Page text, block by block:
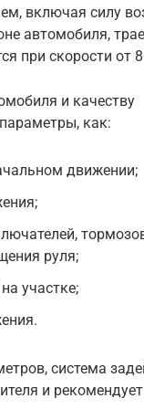
включая силу
автомобиля,
при скорости от
и качеству
как:
движении;
руля;
участке;
система
и